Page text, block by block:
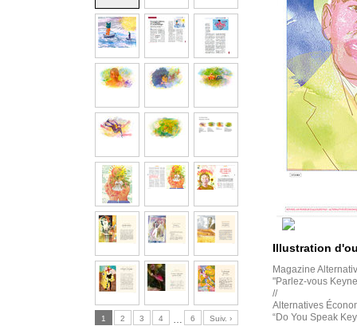
Illustration
Magazine
"Parlez-vous
//
Alternatives
“Do You Speak
1 2 3 4 … 6 Suiv. ›